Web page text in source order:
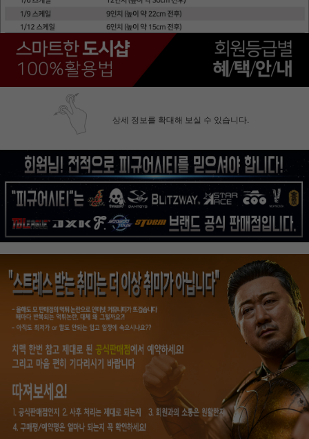
상세 정보를 확대해 보실 수 있습니다.